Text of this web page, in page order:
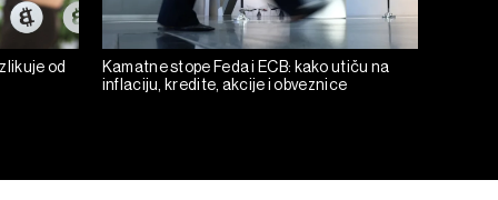
od
Kamatne stope Feda i ECB: kako utiču na
inflaciju, kredite, akcije i obveznice